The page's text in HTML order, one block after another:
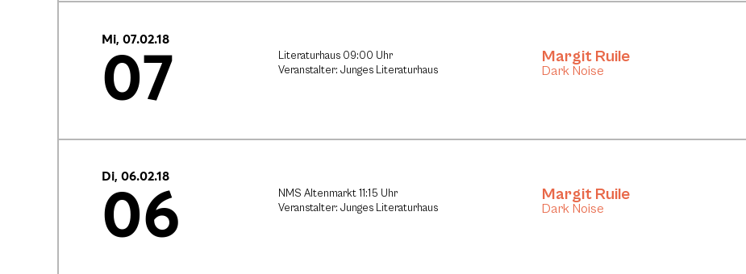
Mi, 07.02.18
07
Literaturhaus 09:00 Uhr
Veranstalter: Junges Literaturhaus
Margit Ruile
Dark Noise
Di, 06.02.18
06
NMS Altenmarkt 11:15 Uhr
Veranstalter: Junges Literaturhaus
Margit Ruile
Dark Noise